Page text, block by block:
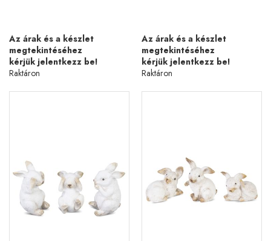
Az árak és a készlet
megtekintéséhez
kérjük jelentkezz be!
Raktáron
Az árak és a készlet
megtekintéséhez
kérjük jelentkezz be!
Raktáron